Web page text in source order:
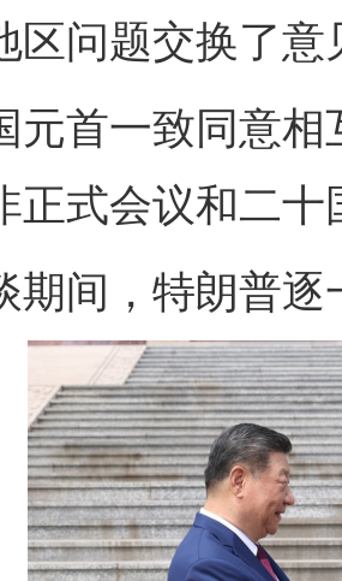
区问题交换了意
首一致同意相
正式会议和二十
间，特朗普逐